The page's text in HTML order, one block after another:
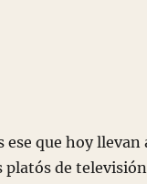
que hoy llevan
platós de